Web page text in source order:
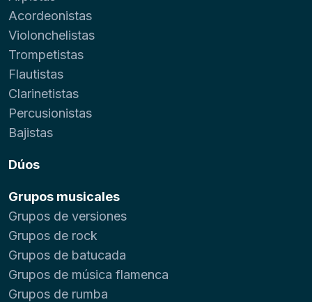
Acordeonistas
Violonchelistas
Trompetistas
Flautistas
Clarinetistas
Percusionistas
Bajistas
Dúos
Grupos musicales
Grupos de versiones
Grupos de rock
Grupos de batucada
Grupos de música flamenca
Grupos de rumba